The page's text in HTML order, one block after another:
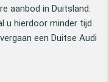
aanbod in Duitsland.
u hierdoor minder tijd
een Duitse Audi
bij het importeren